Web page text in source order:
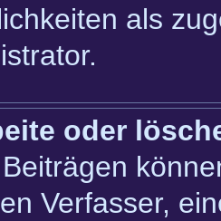
als
oder
Verfasser,